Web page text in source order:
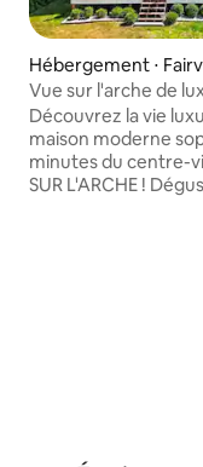
Hébergement ⋅
hts
Vue sur l'arche de
sauna, vin et petit
Découvrez la vie
maison moderne
minutes du centre-
SUR L'ARCHE !
supplémentaires